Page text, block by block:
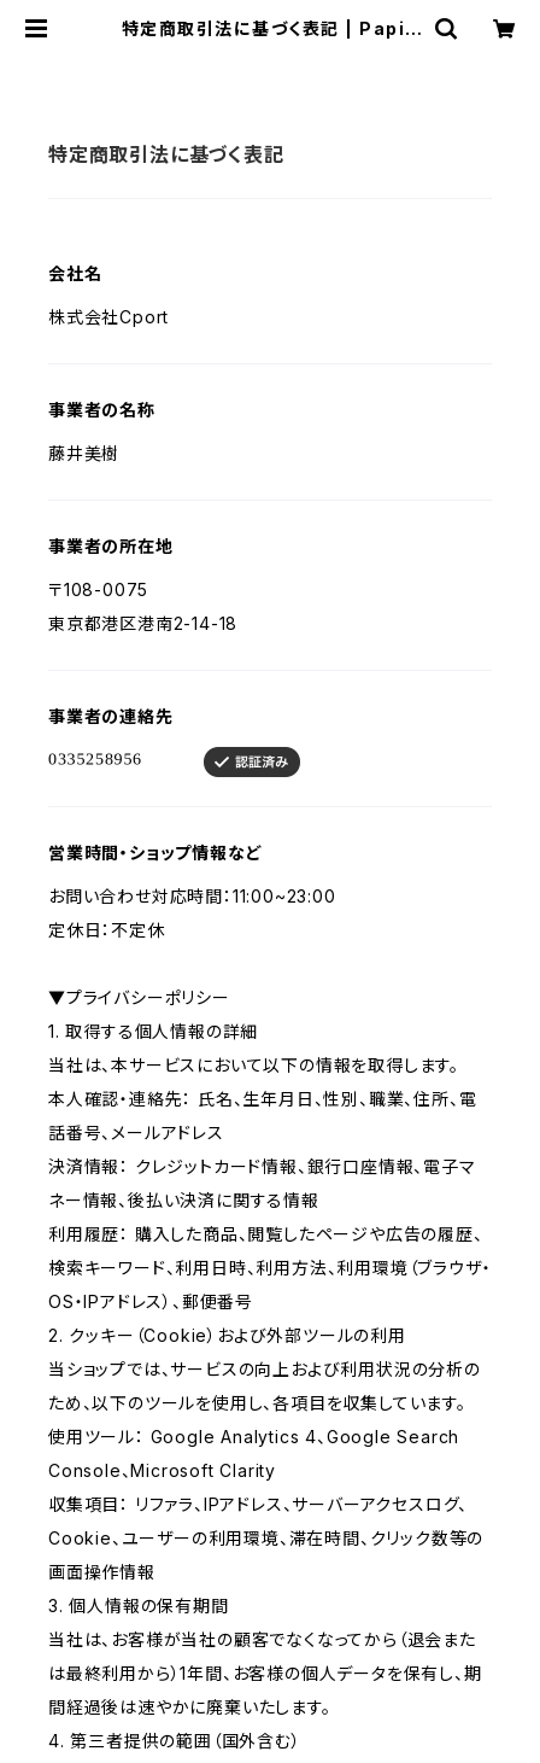
特定商取引法に基づく表記 | Papill
特定商取引法に基づく表記
会社名
株式会社Cport
事業者の名称
藤井美樹
事業者の所在地
〒108-0075
東京都港区港南2-14-18
事業者の連絡先
営業時間・ショップ情報など
お問い合わせ対応時間：11:00~23:00
定休日：不定休
▼プライバシーポリシー
1. 取得する個人情報の詳細
当社は、本サービスにおいて以下の情報を取得します。
本人確認・連絡先： 氏名、生年月日、性別、職業、住所、電
話番号、メールアドレス
決済情報： クレジットカード情報、銀行口座情報、電子マ
ネー情報、後払い決済に関する情報
利用履歴： 購入した商品、閲覧したページや広告の履歴、
検索キーワード、利用日時、利用方法、利用環境（ブラウザ・
OS・IPアドレス）、郵便番号
2. クッキー（Cookie）および外部ツールの利用
当ショップでは、サービスの向上および利用状況の分析の
ため、以下のツールを使用し、各項目を収集しています。
使用ツール： Google Analytics 4、Google Search
Console、Microsoft Clarity
収集項目： リファラ、IPアドレス、サーバーアクセスログ、
Cookie、ユーザーの利用環境、滞在時間、クリック数等の
画面操作情報
3. 個人情報の保有期間
当社は、お客様が当社の顧客でなくなってから（退会また
は最終利用から）1年間、お客様の個人データを保有し、期
間経過後は速やかに廃棄いたします。
4. 第三者提供の範囲（国外含む）